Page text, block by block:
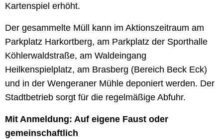
Kartenspiel erhöht.
Der gesammelte Müll kann im Aktionszeitraum am
Parkplatz Harkortberg, am Parkplatz der Sporthalle
Köhlerwaldstraße, am Waldeingang
Heilkenspielplatz, am Brasberg (Bereich Beck Eck)
und in der Wengeraner Mühle deponiert werden. Der
Stadtbetrieb sorgt für die regelmäßige Abfuhr.
Mit Anmeldung: Auf eigene Faust oder
gemeinschaftlich